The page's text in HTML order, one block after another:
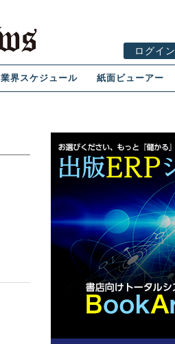
ログイン
業界スケジュール 紙面ビューアー